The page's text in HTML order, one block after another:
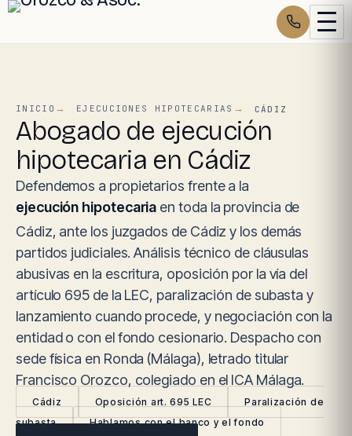
INICIO EJECUCIONES HIPOTECARIAS CÁDIZ
Abogado de ejecución
hipotecaria en Cádiz
Defendemos a propietarios frente a la
ejecución hipotecaria en toda la provincia de
Cádiz, ante los juzgados de Cádiz y los demás
partidos judiciales. Análisis técnico de cláusulas
abusivas en la escritura, oposición por la vía del
artículo 695 de la LEC, paralización de subasta y
lanzamiento cuando procede, y negociación con la
entidad o con el fondo cesionario. Despacho con
sede física en Ronda (Málaga), letrado titular
Francisco Orozco, colegiado en el ICA Málaga.
Cádiz Oposición art. 695 LEC
Paralización de
subasta
Hablamos con el banco y el fondo